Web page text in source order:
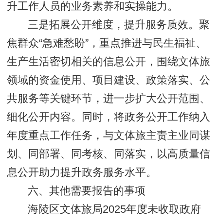
升工作人员的业务素养和实操能力。
三是拓展公开维度，提升服务质效。聚
焦群众“急难愁盼”，重点推进与民生福祉、
生产生活密切相关的信息公开，围绕文体旅
领域的资金使用、项目建设、政策落实、公
共服务等关键环节，进一步扩大公开范围、
细化公开内容。同时，将政务公开工作纳入
年度重点工作任务，与文体旅主责主业同谋
划、同部署、同考核、同落实，以高质量信
息公开助力提升政务服务水平。
六、其他需要报告的事项
海陵区文体旅局2025年度未收取政府